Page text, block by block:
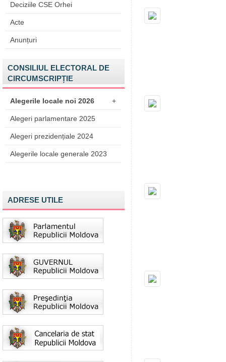
Deciziile CSE Orhei
Acte
Anunțuri
CONSILIUL ELECTORAL DE
CIRCUMSCRIPȚIE
Alegerile locale noi 2026 +
Alegeri parlamentare 2025
Alegeri prezidențiale 2024
Alegerile locale generale 2023
ADRESE UTILE